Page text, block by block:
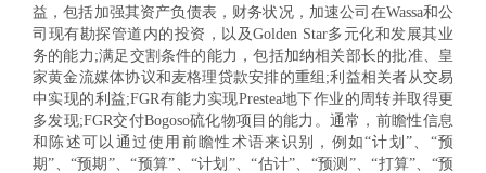
益，包括加强其资产负债表，财务状况，加速公司在Wassa和公
司现有勘探管道内的投资，以及Golden Star多元化和发展其业
务的能力;满足交割条件的能力，包括加纳相关部长的批准、皇
家黄金流媒体协议和麦格理贷款安排的重组;利益相关者从交易
中实现的利益;FGR有能力实现Prestea地下作业的周转并取得更
多发现;FGR交付Bogoso硫化物项目的能力。通常，前瞻性信息
和陈述可以通过使用前瞻性术语来识别，例如“计划”、“预
期”、“预期”、“预算”、“计划”、“估计”、“预测”、“打算”、“预